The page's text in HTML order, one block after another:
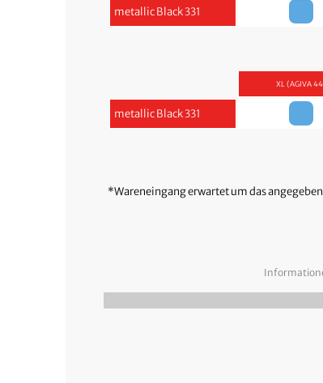
metallic Black 331
XL (AGIVA
metallic Black 331
*Wareneingang erwartet um das